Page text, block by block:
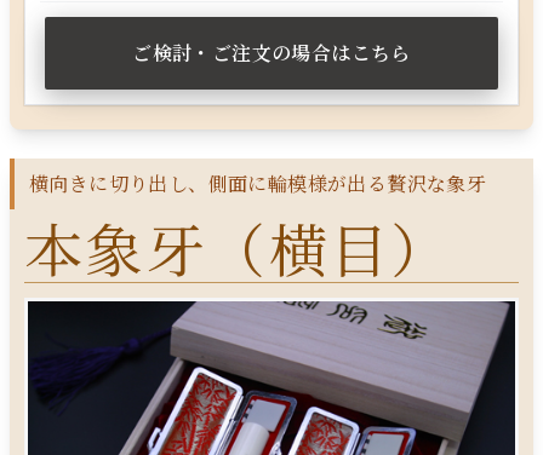
ご検討・ご注文の場合はこちら
横向きに切り出し、側面に輪模様が出る贅沢な象牙
本象牙（横目）